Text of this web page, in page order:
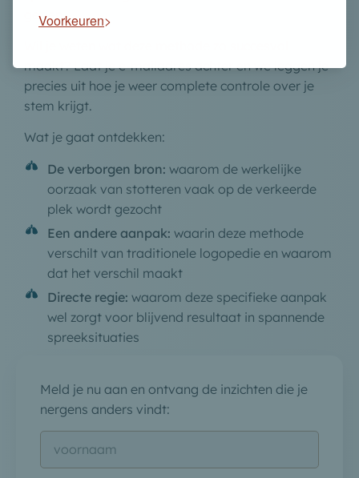
Voorkeuren
gezien.
maakt? Laat je e-mailadres achter en we leggen je
precies uit hoe je weer complete controle over je
stem krijgt.
Wat je gaat ontdekken:
De verborgen bron: waarom de werkelijke
oorzaak van stotteren vaak op de verkeerde
plek wordt gezocht
Een andere aanpak: waarin deze methode
verschilt van traditionele logopedie en waarom
dat het verschil maakt
Directe regie: waarom deze specifieke aanpak
wel zorgt voor blijvend resultaat in spannende
spreeksituaties
Meld je nu aan en ontvang de inzichten die je
nergens anders vindt: